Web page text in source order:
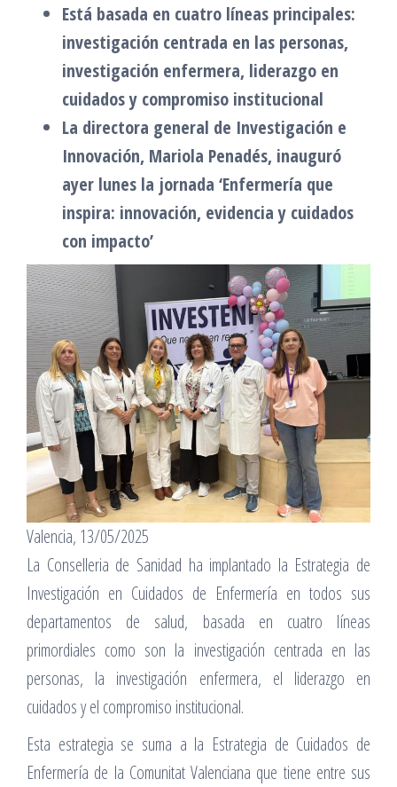
Está basada en cuatro líneas principales:
investigación centrada en las personas,
investigación enfermera, liderazgo en
cuidados y compromiso institucional
La directora general de Investigación e
Innovación, Mariola Penadés, inauguró
ayer lunes la jornada ‘Enfermería que
inspira: innovación, evidencia y cuidados
con impacto’
Valencia, 13/05/2025
La Conselleria de Sanidad ha implantado la Estrategia de
Investigación en Cuidados de Enfermería en todos sus
departamentos de salud, basada en cuatro líneas
primordiales como son la investigación centrada en las
personas, la investigación enfermera, el liderazgo en
cuidados y el compromiso institucional.
Esta estrategia se suma a la Estrategia de Cuidados de
Enfermería de la Comunitat Valenciana que tiene entre sus